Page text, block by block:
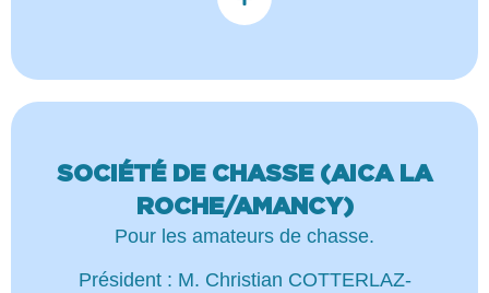
SOCIÉTÉ DE CHASSE (AICA LA
ROCHE/AMANCY)
Pour les amateurs de chasse.
Président : M. Christian COTTERLAZ-